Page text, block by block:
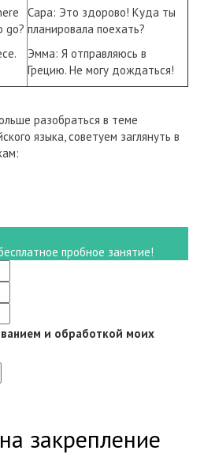
go?
Сара: Это здорово! Куда ты
планировала поехать?
Эмма: Я отправляюсь в
Грецию. Не могу дождаться!
разобраться в теме
языка, советуем заглянуть в
пробное занятие!
и обработкой моих
закрепление